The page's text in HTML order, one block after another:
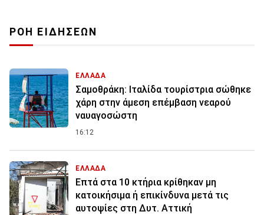
ΡΟΗ ΕΙΔΗΣΕΩΝ
ΕΛΛΑΔΑ
Σαμοθράκη: Ιταλίδα τουρίστρια σώθηκε
χάρη στην άμεση επέμβαση νεαρού
ναυαγοσώστη
16:12
ΕΛΛΑΔΑ
Επτά στα 10 κτήρια κρίθηκαν μη
κατοικήσιμα ή επικίνδυνα μετά τις
αυτοψίες στη Δυτ. Αττική